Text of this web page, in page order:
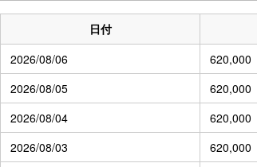
日付
2026/08/06
620,000
2026/08/05
620,000
2026/08/04
620,000
2026/08/03
620,000